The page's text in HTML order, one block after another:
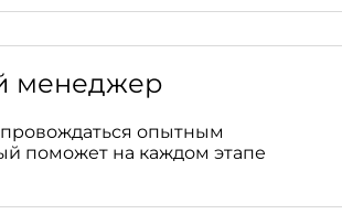
менеджер
опытным
поможет на каждом этапе